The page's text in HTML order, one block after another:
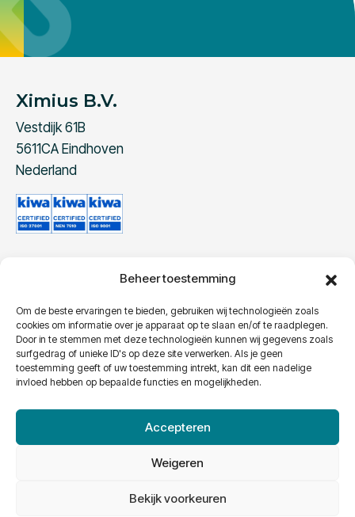
Beheer toestemming
Om de beste ervaringen te bieden, gebruiken wij technologieën zoals
cookies om informatie over je apparaat op te slaan en/of te raadplegen.
Door in te stemmen met deze technologieën kunnen wij gegevens zoals
surfgedrag of unieke ID's op deze site verwerken. Als je geen
toestemming geeft of uw toestemming intrekt, kan dit een nadelige
invloed hebben op bepaalde functies en mogelijkheden.
Accepteren
Weigeren
Bekijk voorkeuren
Ximius B.V.
Vestdijk 61B
5611CA Eindhoven
Nederland
Telefoon: +31 40 240 96 10
E-Mail:info@ximius.eu
Gebruikersvoorwaarden